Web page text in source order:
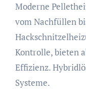
Moderne Pelletheizungen sind vollautomatisch –
vom Nachfüllen
Kontrolle, bieten
Effizienz.
Systeme.